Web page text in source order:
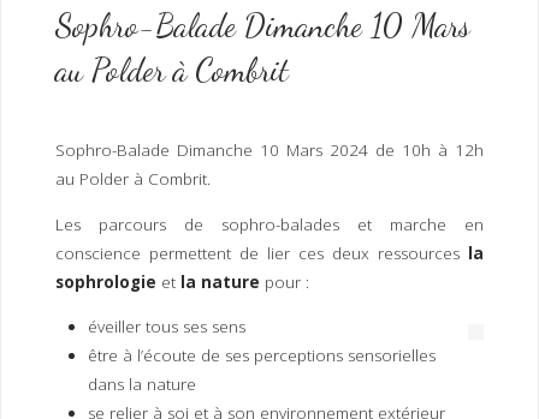
O
PHR
HYP
APE
UTE
Sophro-Balade Dimanche 10 Mars
au Polder à Combrit
Sophro-Balade Dimanche 10 Mars 2024 de 10h à 12h
au Polder à Combrit.
Les parcours de sophro-balades et marche en
conscience permettent de lier ces deux ressources la
sophrologie et la nature pour :
éveiller tous ses sens
être à l’écoute de ses perceptions sensorielles
dans la nature
se relier à soi et à son environnement extérieur